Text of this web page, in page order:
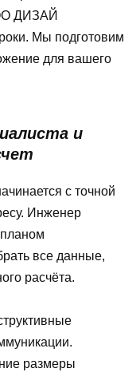
ДИЗАЙ
Мы подготовим
для вашего
и
с точной
Инженер
все данные,
расчёта.
размеры